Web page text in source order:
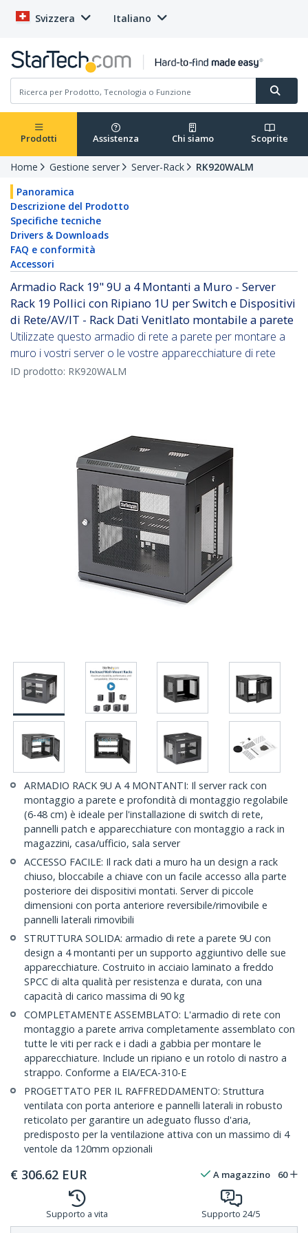
Svizzera Italiano
Prodotti Assistenza Chi siamo Scoprite
Home Gestione server Server-Rack
RK920WALM
Panoramica
Descrizione del Prodotto
Specifiche tecniche
Drivers & Downloads
FAQ e conformità
Accessori
Armadio Rack 19" 9U a 4 Montanti a Muro - Server
Rack 19 Pollici con Ripiano 1U per Switch e Dispositivi
di Rete/AV/IT - Rack Dati Venitlato montabile a parete
Utilizzate questo armadio di rete a parete per montare a
muro i vostri server o le vostre apparecchiature di rete
ID prodotto: RK920WALM
ARMADIO RACK 9U A 4 MONTANTI: Il server rack con
montaggio a parete e profondità di montaggio regolabile
(6-48 cm) è ideale per l'installazione di switch di rete,
pannelli patch e apparecchiature con montaggio a rack in
magazzini, casa/ufficio, sala server
ACCESSO FACILE: Il rack dati a muro ha un design a rack
chiuso, bloccabile a chiave con un facile accesso alla parte
posteriore dei dispositivi montati. Server di piccole
dimensioni con porta anteriore reversibile/rimovibile e
pannelli laterali rimovibili
STRUTTURA SOLIDA: armadio di rete a parete 9U con
design a 4 montanti per un supporto aggiuntivo delle sue
apparecchiature. Costruito in acciaio laminato a freddo
SPCC di alta qualità per resistenza e durata, con una
capacità di carico massima di 90 kg
COMPLETAMENTE ASSEMBLATO: L'armadio di rete con
montaggio a parete arriva completamente assemblato con
tutte le viti per rack e i dadi a gabbia per montare le
apparecchiature. Include un ripiano e un rotolo di nastro a
strappo. Conforme a EIA/ECA-310-E
PROGETTATO PER IL RAFFREDDAMENTO: Struttura
ventilata con porta anteriore e pannelli laterali in robusto
reticolato per garantire un adeguato flusso d'aria,
predisposto per la ventilazione attiva con un massimo di 4
ventole da 120mm opzionali
€ 306.62 EUR A magazzino 60
Supporto a vita Supporto 24/5